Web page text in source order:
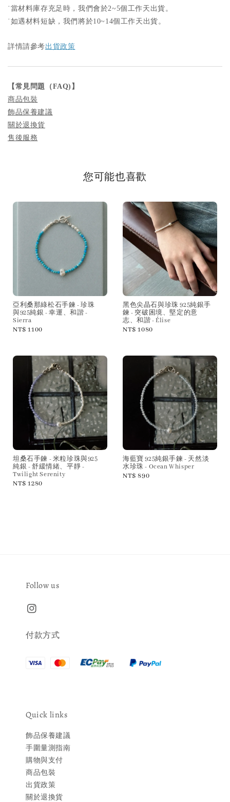
˙ 當材料庫存充足時，我們會於2~5個工作天出貨。
˙如遇材料短缺，我們將於10~14個工作天出貨。
詳情請參考出貨政策
【 常見問題 （FAQ) 】
商品包裝
飾品保養建議
關於退換貨
售後服務
您可能也喜歡
亞利桑那綠松石手鍊 - 珍珠
與925純銀 - 幸運、和諧 -
Sierra
Regular
NT$ 1100
黑色尖晶石與珍珠 925純銀手
鍊 - 突破困境、堅定的意
志、和諧 - Élise
Regular
NT$ 1080
坦桑石手鍊 - 米粒珍珠與925
純銀 - 舒緩情緒、平靜 -
Twilight Serenity
Regular
NT$ 1280
海藍寶 925純銀手鍊 - 天然淡
水珍珠 - Ocean Whisper
Regular
NT$ 890
Follow us
付款方式
Quick links
飾品保養建議
手圍量測指南
購物與支付
商品包裝
出貨政策
關於退換貨